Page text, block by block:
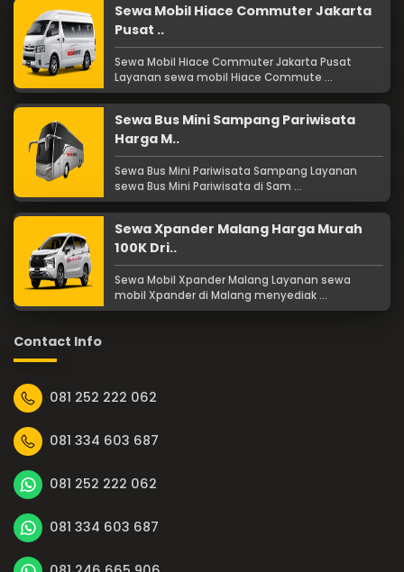
Sewa Mobil Hiace Commuter Jakarta
Pusat ..
Sewa Mobil Hiace Commuter Jakarta Pusat
Layanan sewa mobil Hiace Commute ...
Sewa Bus Mini Sampang Pariwisata
Harga M..
Sewa Bus Mini Pariwisata Sampang Layanan
sewa Bus Mini Pariwisata di Sam ...
Sewa Xpander Malang Harga Murah
100K Dri..
Sewa Mobil Xpander Malang Layanan sewa
mobil Xpander di Malang menyediak ...
Contact Info
081 252 222 062
081 334 603 687
081 252 222 062
081 334 603 687